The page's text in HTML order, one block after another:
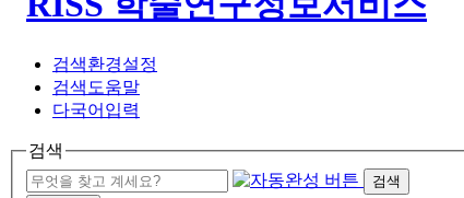
검색환경설정
검색도움말
다국어입력
검색
검색